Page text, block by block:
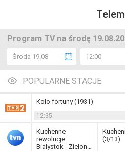
Program TV na środę
Środa 19.08 12:00
POPULARNE STACJE
Koło fortuny (1931)
12:35
Kuchenne
rewolucje:
Białystok - Zielony
(3/13)